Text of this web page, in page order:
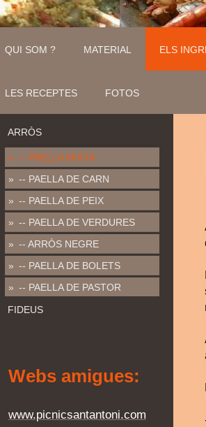
QUI SOM ? MATERIAL ELS
LES RECEPTES FOTOS
ARRÒS
-- PAELLA MIXTA
-- PAELLA DE CARN
-- PAELLA DE PEIX
-- PAELLA DE VERDURES
-- ARRÒS NEGRE
-- PAELLA DE BOLETS
-- PAELLA DE PASTOR
FIDEUS
Webs amigues:
www.picnicsantantoni.com